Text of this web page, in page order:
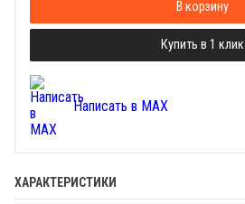
В корзину
Купить в 1 клик
Написать в MAX
ХАРАКТЕРИСТИКИ